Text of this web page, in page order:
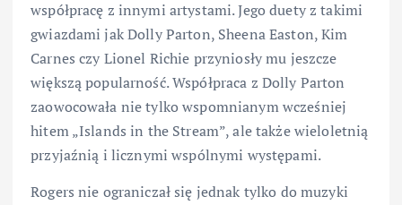
współpracę z innymi artystami. Jego duety z takimi
gwiazdami jak Dolly Parton, Sheena Easton, Kim
Carnes czy Lionel Richie przyniosły mu jeszcze
większą popularność. Współpraca z Dolly Parton
zaowocowała nie tylko wspomnianym wcześniej
hitem „Islands in the Stream”, ale także wieloletnią
przyjaźnią i licznymi wspólnymi występami.
Rogers nie ograniczał się jednak tylko do muzyki